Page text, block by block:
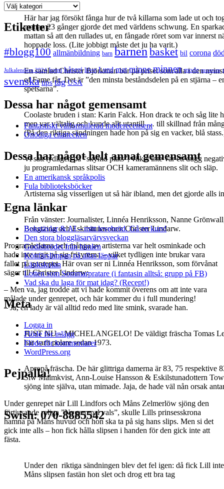
Kategorier
Etiketter
#blogg100 allmänbildning barn barnenbasket bil corona
Julkalendern 2024 konst kåseri lifvet Lund mat minne minnen mode museum
svenska tips tåg USA
Dessa har något gemensamt
Fantastiskt välformulerad moderecensent
Onödiga citattecken
Dessa har något helt annat gemensamt
En amerikansk språkpolis
Fula biblioteksböcker
Egna länkar
Bokstävlar & AI – mitt levebröd. Gå en kurs!
Den stora bloggläsarvärvsveckan
Godisbrödet från himlen
Köttfärslimpan på allas läppar
Länkskolan
Lotten som Sommarpratare (i fantasin alltså: grupp på FB)
Vad ska du laga för mat idag? (Recept!)
Meta
Logga in
Flöde för inlägg
Flöde för kommentarer
WordPress.org
Pejpalla!
Swish: 070-8885542
Här har jag försökt fånga hur de två killarna som lade ut och
mattan 23 gånger gjorde det med världens schwung. En
mattan så att den rullades ut, en fångade röret som var innerst
hoppade loss. (Lite jobbigt måste det ju ha varit.)
En samlad Christer Björkman bär på priset som alla i den
of Fame får. Det är ”den minsta beståndsdelen på en stjärna –
spetsarna”.
Coolaste bruden i stan: Karin Falck. Hon drack te och såg lite
men var vältalig och kunde allt utantill … till skillnad från
(På den riktiga sändningen hade hon på sig en vacker, blå
Vi satt tydligen på ”skymd plats”, vilket inte var ett dugg
ju programledarnas slitsar OCH kameramännens slit och släp.
Artisterna såg visserligen ut så här ibland, men det gjorde alls
Från vänster: Journalister, Linnéa Henriksson, Nanne
Bengtzing och Eskilstunasonen Christer Lindarw.
Programledarna och många av artisterna var helt osminkade och
hade inte tagit på sig frisyrerna – vilket tydligen inte brukar vara
fallet på genrepet. Här ovan ser ni Linnéa Henriksson, som förvånat
säger till Christer Lindarw:
– Men va, jag trodde att vi hade kommit överens om att inte vara
målade under genrepet, och här kommer du i full mundering!
– Ja, en lady är väl alltid redo med lite smink, svarade han.
JUST NU – MICHELANGELO! De väldigt fräscha Tomas
har varit polare sedan 1973.
Apropå fräscha. De här glittriga damerna är 83, 75 respektive
Siw Malmkvist, Ann-Louise Hansson & Eskilstunadottern
sjöng inte själva, utan mimade. Jaja, de hade väl nån orsak
Under genrepet när Lill Lindfors och Måns Zelmerlöw sjöng den
förtjusande roliga ”Nygammal vals”, skulle Lills prinsesskrona
hamna på Måns huvud och hon ska ta på sig hans slips. Men si det
gick inte alls – hon fick hålla slipsen i handen för den gick inte att
fästa.
Under den riktiga sändningen blev det fel igen: då fick Lill
Måns slipsen fastän hon slet och drog ett bra tag